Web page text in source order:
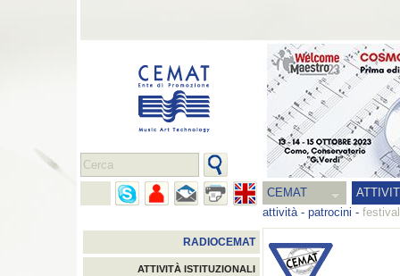
CEMAT
attività- patrocini -
RADIOCEMAT
ATTIVITÀ ISTITUZIONALI